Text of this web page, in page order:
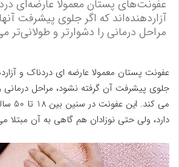
عفونت‌های پستان معمولا عارضه‌ای
آزاردهنده‌اند که اگر جلوی پیشرفت
مراحل درمانی را دشوارتر و طولانی‌تر
عفونت پستان معمولا عارضه ای دردناک و
جلوی پیشرفت آن گرفته نشود، مراحل درمانی
می
دارد، ولی حتی نوزادان هم گاهی به آن مبتلا